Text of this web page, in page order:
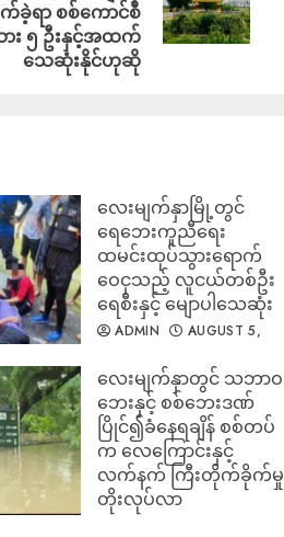
ရာ စစ်ကောင်စီ
း ၅ ဦးနှင့်အထက်
သေဆုံးနိုင်ဟုဆို
လေးမျက်နှာမြို့တွင်
ရေဘေးကူညီရေး
ထမင်းထုပ်သွားရောက်
ဝေငှသည့် လူငယ်တစ်ဦး
ရေစီးနှင့် မျောပါသေဆုံး
ADMIN
AUGUST 5,
‎လေးမျက်နှာတွင် သဘာဝ
ဘေးနှင့် စစ်ဘေးဒဏ်
ပြိုင်၍ခံနေရချိန် စစ်တပ်
က လေကြောင်းနှင့်
လက်နက် ကြီးတိုက်ခိုက်မှု
တိုးလုပ်လာ